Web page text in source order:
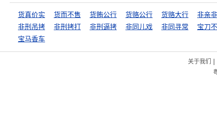
货真价实 货而不售 货贿公行 货赂公行 货赂大行
非亲
非刑吊拷
非刑拷打 非刑逼拷 非同儿戏 非同寻常
宝刀
宝马香车
关于我们 |